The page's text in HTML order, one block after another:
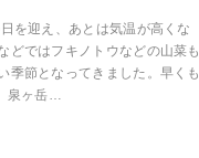
を迎え、あとは気温が高くな
どではフキノトウなどの山菜も
季節となってきました。早くも
泉ヶ岳…